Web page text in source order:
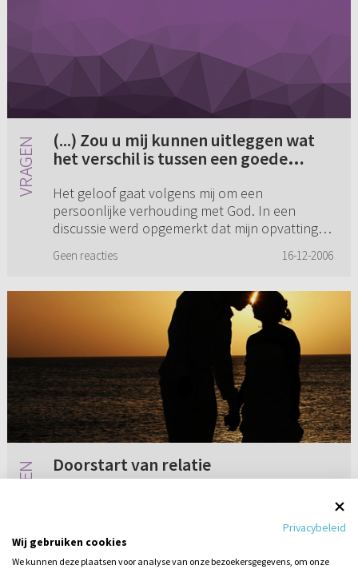
(...) Zou u mij kunnen uitleggen wat
het verschil is tussen een goede
een mystieke verhouding met God?
Het geloof gaat volgens mij om een
persoonlijke verhouding met God. In een
discussie werd opgemerkt dat mijn opvatting
opgezocht in het woordenboek. De beteken...
Geen reacties 16-12-2006
Doorstart van relatie
maar dat is uitgegaan door omstandigheden.
We wilden dit graag herstellen. We hadden
Privacybeleid
Wij gebruiken cookies
We kunnen deze plaatsen voor analyse van onze bezoekersgegevens, om onze